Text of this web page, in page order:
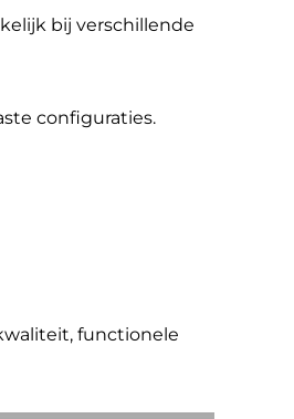
bij verschillende
configuraties.
functionele